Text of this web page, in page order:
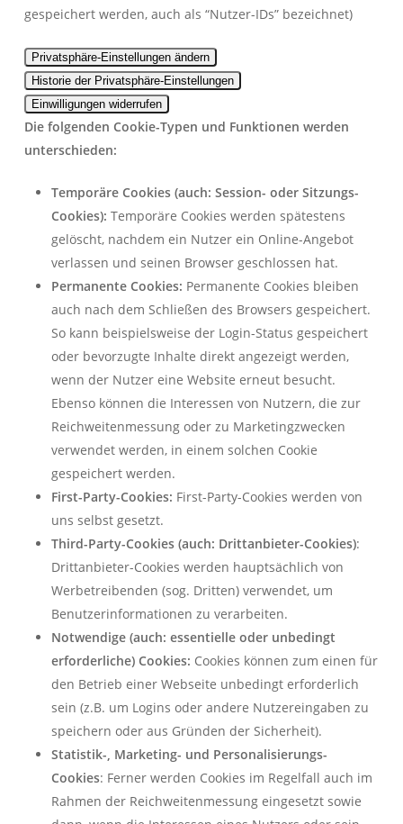
gespeichert werden, auch als “Nutzer-IDs” bezeichnet)
Privatsphäre-Einstellungen ändern
Historie der Privatsphäre-Einstellungen
Einwilligungen widerrufen
Die folgenden Cookie-Typen und Funktionen werden
unterschieden:
Temporäre Cookies (auch: Session- oder Sitzungs-
Cookies): Temporäre Cookies werden spätestens
gelöscht, nachdem ein Nutzer ein Online-Angebot
verlassen und seinen Browser geschlossen hat.
Permanente Cookies: Permanente Cookies bleiben
auch nach dem Schließen des Browsers gespeichert.
So kann beispielsweise der Login-Status gespeichert
oder bevorzugte Inhalte direkt angezeigt werden,
wenn der Nutzer eine Website erneut besucht.
Ebenso können die Interessen von Nutzern, die zur
Reichweitenmessung oder zu Marketingzwecken
verwendet werden, in einem solchen Cookie
gespeichert werden.
First-Party-Cookies: First-Party-Cookies werden von
uns selbst gesetzt.
Third-Party-Cookies (auch: Drittanbieter-Cookies):
Drittanbieter-Cookies werden hauptsächlich von
Werbetreibenden (sog. Dritten) verwendet, um
Benutzerinformationen zu verarbeiten.
Notwendige (auch: essentielle oder unbedingt
erforderliche) Cookies: Cookies können zum einen für
den Betrieb einer Webseite unbedingt erforderlich
sein (z.B. um Logins oder andere Nutzereingaben zu
speichern oder aus Gründen der Sicherheit).
Statistik-, Marketing- und Personalisierungs-
Cookies: Ferner werden Cookies im Regelfall auch im
Rahmen der Reichweitenmessung eingesetzt sowie